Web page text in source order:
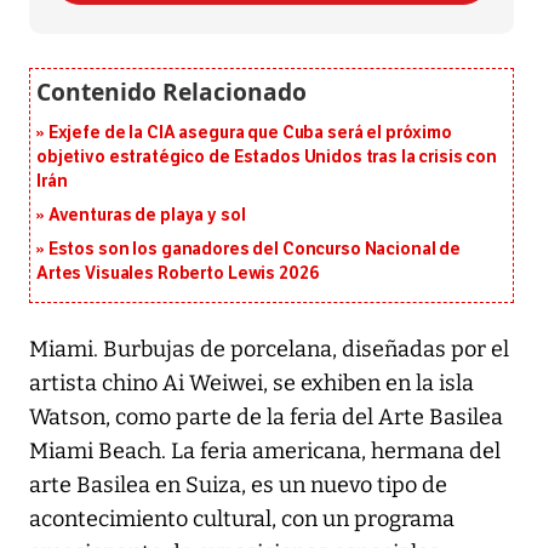
Exjefe de la CIA asegura que Cuba será el próximo
objetivo estratégico de Estados Unidos tras la crisis con
Irán
Aventuras de playa y sol
Estos son los ganadores del Concurso Nacional de
Artes Visuales Roberto Lewis 2026
Miami. Burbujas de porcelana, diseñadas por el
artista chino Ai Weiwei, se exhiben en la isla
Watson, como parte de la feria del Arte Basilea
Miami Beach. La feria americana, hermana del
arte Basilea en Suiza, es un nuevo tipo de
acontecimiento cultural, con un programa